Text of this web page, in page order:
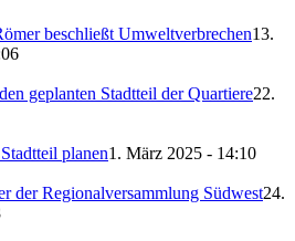
beschließt Umweltverbrechen13.
geplanten Stadtteil der Quartiere22.
planen1. März 2025 - 14:10
der Regionalversammlung Südwest24.